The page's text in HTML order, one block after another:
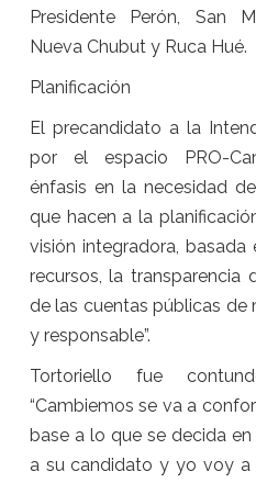
Presidente Perón, San
Nueva Chubut y Ruca Hué.
Planificación
El precandidato a la
por el espacio PRO-
énfasis en la necesidad
que hacen a la
visión integradora,
recursos, la transparencia
de las cuentas públicas de
y responsable”.
Tortoriello fue
“Cambiemos se va a
base a lo que se decida
a su candidato y yo voy a